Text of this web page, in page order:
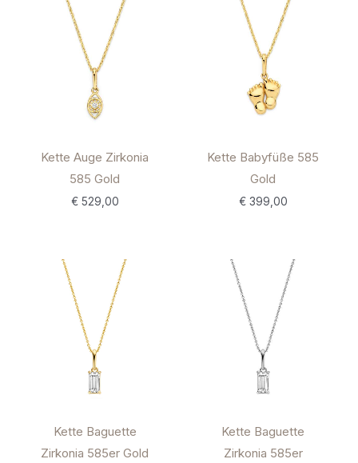
Kette Auge Zirkonia
585 Gold
€529,00
Kette Babyfüße 585
Gold
€399,00
Kette Baguette
Zirkonia 585er Gold
Kette Baguette
Zirkonia 585er